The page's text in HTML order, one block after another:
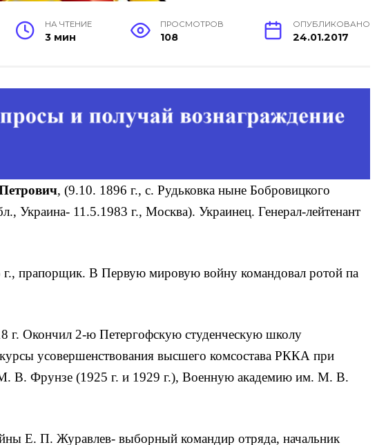
НА ЧТЕНИЕ
3 мин
ПРОСМОТРОВ
108
ОПУБЛИКОВАНО
24.01.2017
, (9.10. 1896 г., с. Рудьковка ныне Бобровицкого
Украина- 11.5.1983 г., Москва). Украинец. Генерал-лейтенант
г., прапорщик. В Первую мировую войну командовал ротой па
г. Окончил 2-ю Петергофскую студенческую школу
усовершенствования высшего комсостава РККА при
В. Фрунзе (1925 г. и 1929 г.), Военную академию им. М. В.
Е. П. Журавлев- выборный командир отряда, начальник